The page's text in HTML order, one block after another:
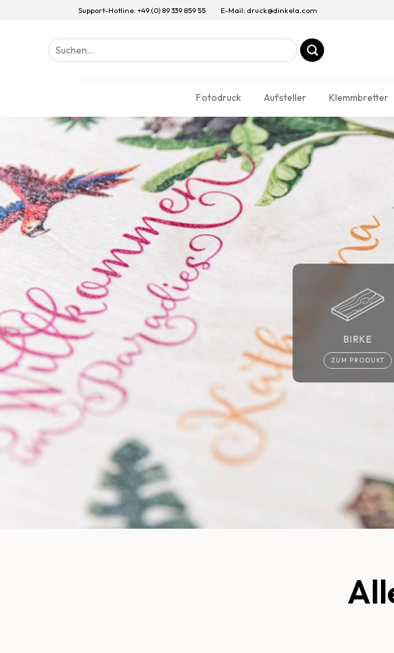
Support-Hotline: +49 (0) 89 339 859 55 E-Mail: druck@dinkela.com
Suchen
nach:
Fotodruck Aufsteller Klemmbretter
BIRKE
ZUM PRODUKT